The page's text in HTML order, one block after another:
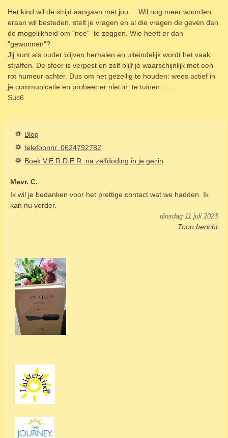
Het kind wil de strijd aangaan met jou.... Wil nog meer woorden
eraan wil besteden, stelt je vragen en al die vragen de geven dan
de mogelijkheid om "nee" te zeggen. Wie heeft er dan
"gewonnen"?
Jij kunt als ouder blijven herhalen en uiteindelijk wordt het vaak
straffen. De sfeer is verpest en zelf blijf je waarschijnlijk met een
rot humeur achter. Dus om het gezellig te houden: wees actief in
je communicatie en probeer er niet in te tuinen .....
Suc6
Blog
telefoonnr. 0624792782
Boek V.E.R.D.E.R. na zelfdoding in je gezin
Mevr. C.
Ik wil je bedanken voor het prettige contact wat we hadden. Ik
kan nu verder.
dinsdag 11 juli 2023
Toon bericht